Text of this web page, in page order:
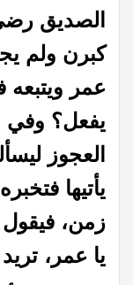
الصديق
كبرن ولم
عمر
يفعل؟ وفي
العجوز
يأتيها
زمن،
يا عمر،